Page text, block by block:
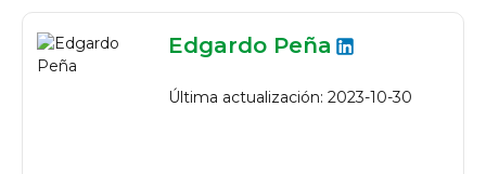
Edgardo Peña
Última actualización: 2023-10-30